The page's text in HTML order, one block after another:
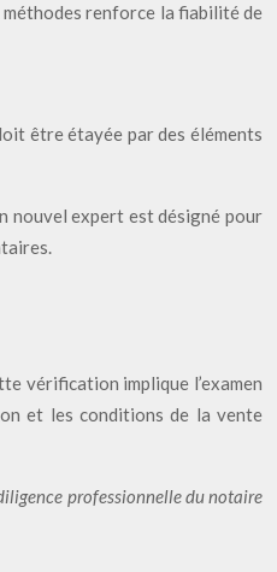
méthodes renforce la fiabilité de
être étayée par des éléments
nouvel expert est désigné pour
vérification implique l’examen
et les conditions de la vente
professionnelle du notaire